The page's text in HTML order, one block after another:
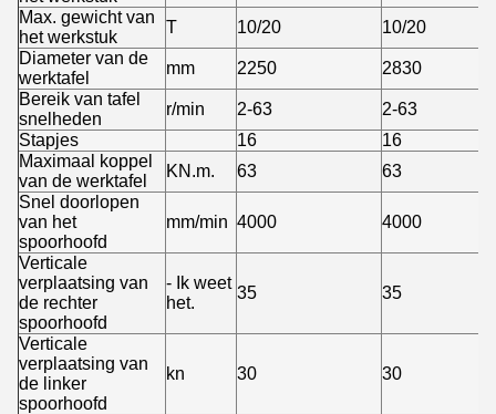
Max. gewicht van
het werkstuk
T 10/20
10/20
Diameter van de
werktafel
mm 2250
2830
Bereik van tafel
snelheden
r/min 2-63
2-63
Stapjes
16
16
Maximaal koppel
van de werktafel
KN.m. 63
63
Snel doorlopen
van het
spoorhoofd
mm/min 4000 4000
Verticale
verplaatsing van
de rechter
spoorhoofd
- Ik weet
het.
35 35
Verticale
verplaatsing van
de linker
spoorhoofd
kn 30 30